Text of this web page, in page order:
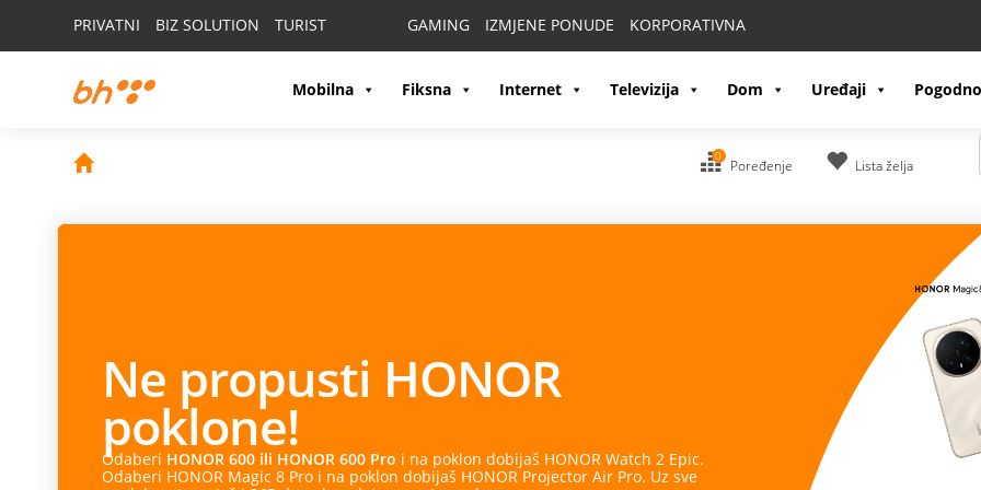
PRIVATNI BIZ SOLUTION TURIST GAMING IZMJENE PONUDE KORPORATIVNA
Mobilna Fiksna Internet Televizija Dom Uređaji
0
Poređenje Lista želja
Ne propusti HONOR
poklone!
Odaberi HONOR 600 ili HONOR 600 Pro i na poklon dobijaš HONOR Watch 2 Epic.
Odaberi HONOR Magic 8 Pro i na poklon dobijaš HONOR Projector Air Pro. Uz sve